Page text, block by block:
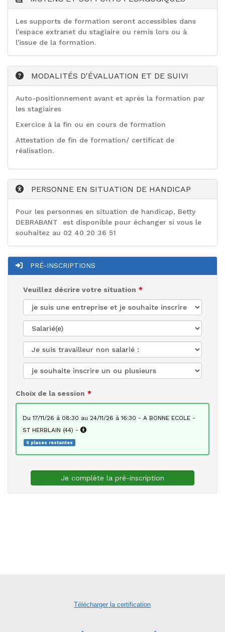
Les supports de formation seront accessibles dans
l'espace extranet du stagiaire ou remis lors ou à
l'issue de la formation.
MODALITÉS D'ÉVALUATION ET DE SUIVI
Auto-positionnement avant et après la formation par
les stagiaires
Exercice à la fin ou en cours de formation
Attestation de fin de formation/ certificat de
réalisation.
PERSONNE EN SITUATION DE HANDICAP
Pour les personnes en situation de handicap, Betty
DEBRABANT est disponible pour échanger si vous le
souhaitez au 02 40 20 36 51
PRÉ-INSCRIPTIONS
Veuillez décrire votre situation
Choix de la session
du 17/11/26 à 08:30 au 24/11/26 à 16:30 - A BONNE ECOLE -
ST HERBLAIN (44) -
5 places restantes
Je complète la pré-inscription
Télécharger la certification